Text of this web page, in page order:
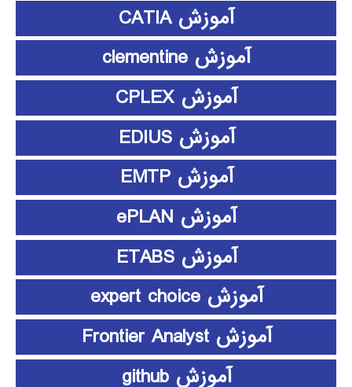
آموزش CATIA
آموزش clementine
آموزش CPLEX
آموزش EDIUS
آموزش EMTP
آموزش ePLAN
آموزش ETABS
آموزش expert choice
آموزش Frontier Analyst
آموزش github